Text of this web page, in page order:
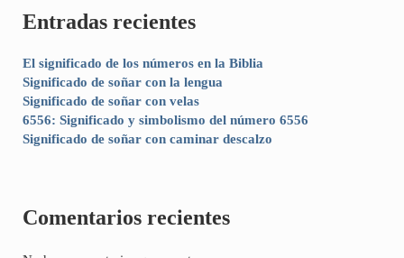
Entradas recientes
El significado de los números en la Biblia
Significado de soñar con la lengua
Significado de soñar con velas
6556: Significado y simbolismo del número 6556
Significado de soñar con caminar descalzo
Comentarios recientes